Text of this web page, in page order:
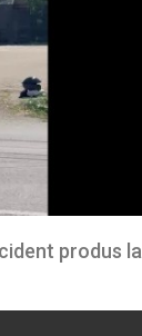
produs la